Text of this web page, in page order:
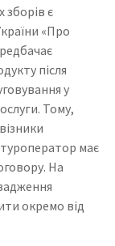
зборів є
«Про
після
у
Тому,
має
На
окремо від